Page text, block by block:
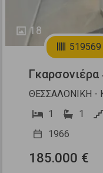
18
519569
ΘΕΣΣΑΛΟΝΙΚΗ -
1
1
1966
185.000 €